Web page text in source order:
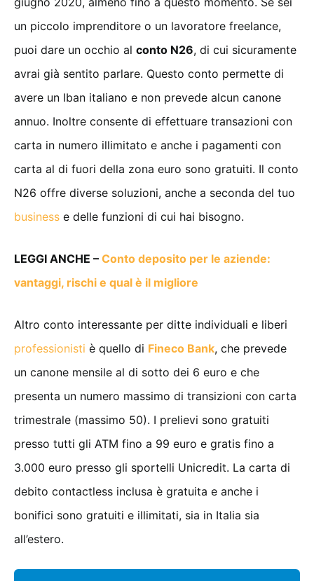
un piccolo imprenditore o un lavoratore freelance,
puoi dare un occhio al conto N26, di cui sicuramente
avrai già sentito parlare. Questo conto permette di
avere un Iban italiano e non prevede alcun canone
annuo. Inoltre consente di effettuare transazioni con
carta in numero illimitato e anche i pagamenti con
carta al di fuori della zona euro sono gratuiti. Il conto
N26 offre diverse soluzioni, anche a seconda del tuo
business e delle funzioni di cui hai bisogno.
LEGGI ANCHE – Conto deposito per le aziende:
vantaggi, rischi e qual è il migliore
Altro conto interessante per ditte individuali e liberi
professionisti è quello di Fineco Bank, che prevede
un canone mensile al di sotto dei 6 euro e che
presenta un numero massimo di transizioni con carta
trimestrale (massimo 50). I prelievi sono gratuiti
presso tutti gli ATM fino a 99 euro e gratis fino a
3.000 euro presso gli sportelli Unicredit. La carta di
debito contactless inclusa è gratuita e anche i
bonifici sono gratuiti e illimitati, sia in Italia sia
all’estero.